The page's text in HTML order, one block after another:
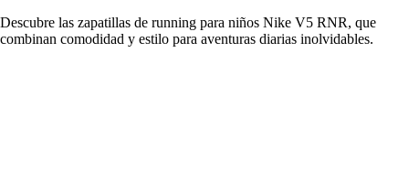
Descubre las zapatillas de running para niños Nike V5 RNR, que
combinan comodidad y estilo para aventuras diarias inolvidables.